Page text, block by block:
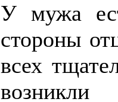
У мужа
стороны
всех